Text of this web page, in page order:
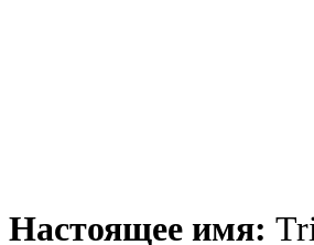
Настоящее имя: